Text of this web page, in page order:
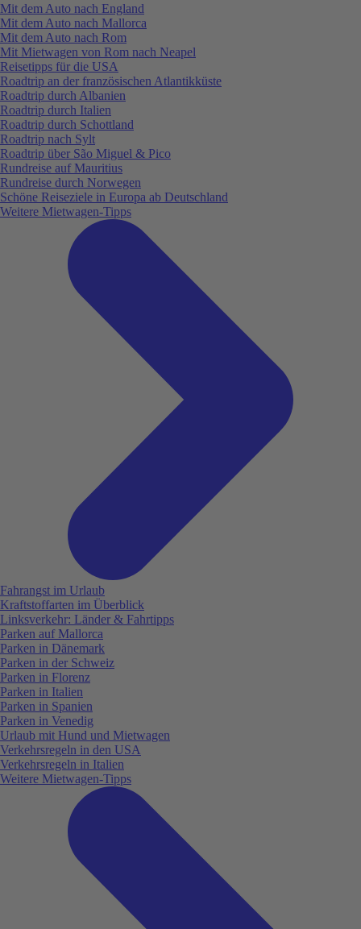
Mit dem Auto nach England
Mit dem Auto nach Mallorca
Mit dem Auto nach Rom
Mit Mietwagen von Rom nach Neapel
Reisetipps für die USA
Roadtrip an der französischen Atlantikküste
Roadtrip durch Albanien
Roadtrip durch Italien
Roadtrip durch Schottland
Roadtrip nach Sylt
Roadtrip über São Miguel & Pico
Rundreise auf Mauritius
Rundreise durch Norwegen
Schöne Reiseziele in Europa ab Deutschland
Weitere Mietwagen-Tipps
Fahrangst im Urlaub
Kraftstoffarten im Überblick
Linksverkehr: Länder & Fahrtipps
Parken auf Mallorca
Parken in Dänemark
Parken in der Schweiz
Parken in Florenz
Parken in Italien
Parken in Spanien
Parken in Venedig
Urlaub mit Hund und Mietwagen
Verkehrsregeln in den USA
Verkehrsregeln in Italien
Weitere Mietwagen-Tipps